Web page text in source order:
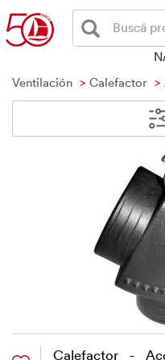
Buscá
Ventilación
Calefactor
Calefactor -